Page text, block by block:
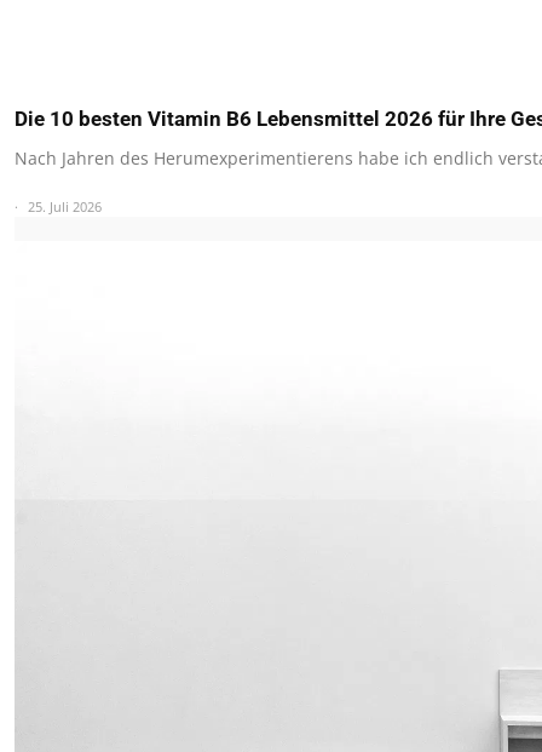
Die 10 besten Vitamin B6 Lebensmittel 2026 für Ihre
Nach Jahren des Herumexperimentierens habe ich endlich
25. Juli 2026